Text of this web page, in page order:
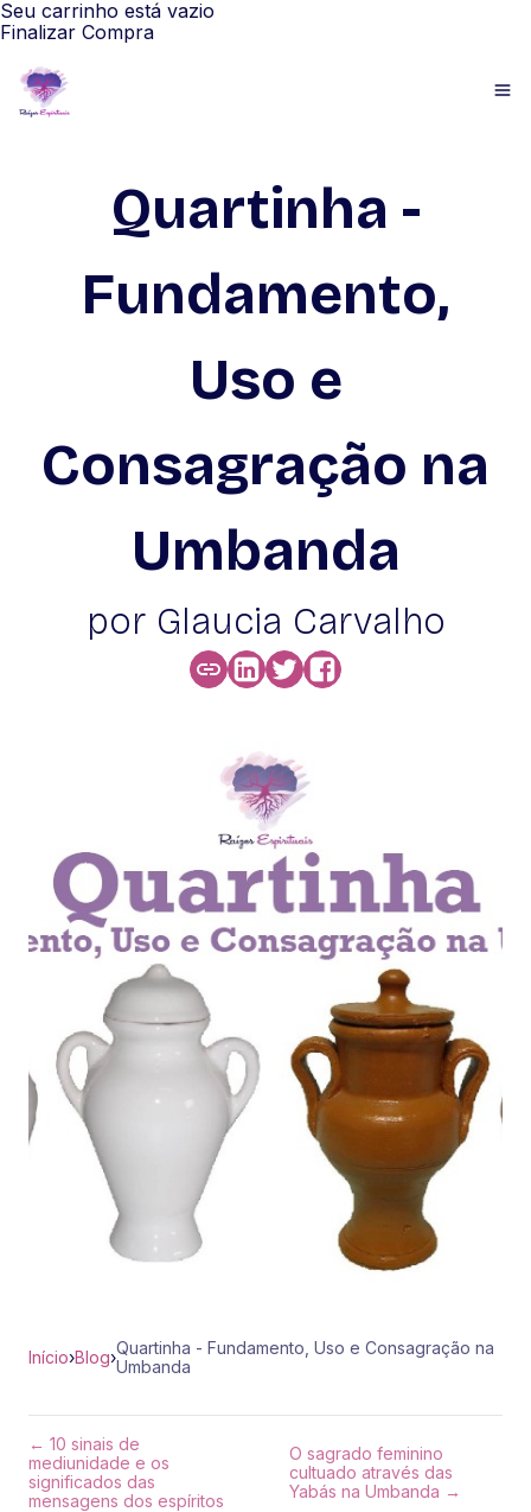
Seu carrinho está vazio
Finalizar Compra
Quartinha -
Fundamento,
Uso e
Consagração na
Umbanda
por Glaucia Carvalho
Início›Blog›Quartinha - Fundamento, Uso e Consagração na
Umbanda
← 10 sinais de
mediunidade e os
significados das
mensagens dos espíritos
O sagrado feminino
cultuado através das
Yabás na Umbanda →